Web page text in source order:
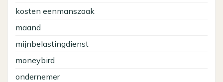
kosten eenmanszaak
maand
mijnbelastingdienst
moneybird
ondernemer